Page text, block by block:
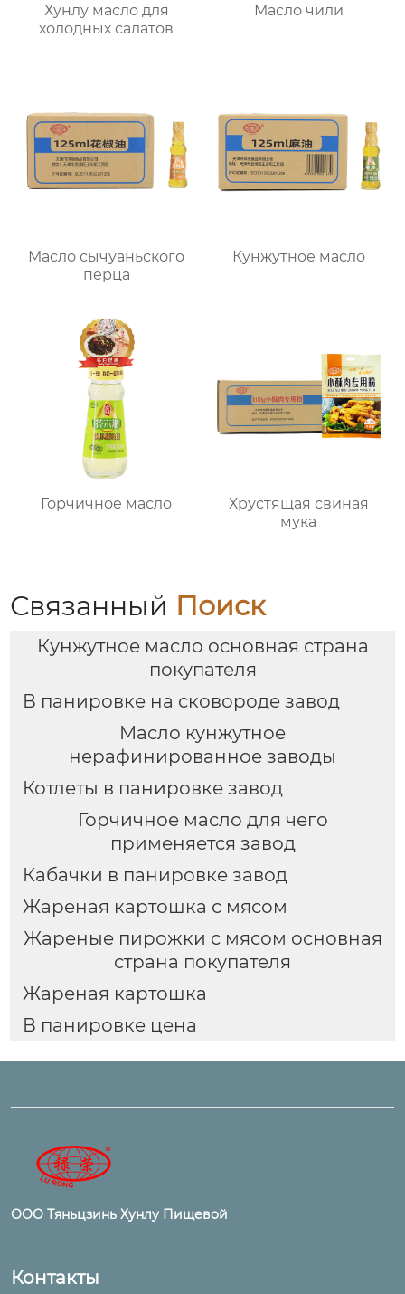
Хунлу масло для
холодных салатов
Масло чили
Масло сычуаньского
перца
Кунжутное масло
Горчичное масло
Хрустящая свиная
мука
Связанный Поиск
Кунжутное масло основная страна
покупателя
В панировке на сковороде завод
Масло кунжутное
нерафинированное заводы
Котлеты в панировке завод
Горчичное масло для чего
применяется завод
Кабачки в панировке завод
Жареная картошка с мясом
Жареные пирожки с мясом основная
страна покупателя
Жареная картошка
В панировке цена
ООО Тяньцзинь Хунлу Пищевой
Контакты